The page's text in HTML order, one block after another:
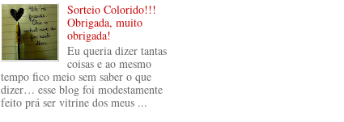
Sorteio Colorido!!!
Obrigada, muito
obrigada!
Eu queria dizer tantas
coisas e ao mesmo
tempo fico meio sem saber o que
dizer… esse blog foi modestamente
feito prá ser vitrine dos meus ...